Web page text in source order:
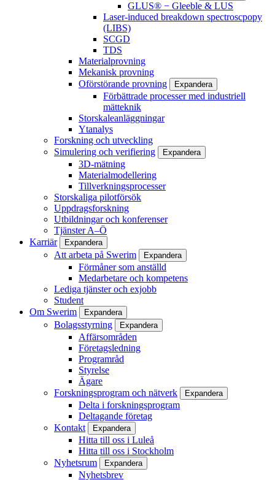
GLUS® − Gleeble & LUS
Laser-induced breakdown spectroscpopy
(LIBS)
SCGD
TDS
Materialprovning
Mekanisk provning
Oförstörande provning
Expandera
Förbättrade processer med industriell
mätteknik
Storskaleanläggningar
Ytanalys
Forskning och utveckling
Simulering och verifiering
Expandera
3D-mätning
Materialmodellering
Tillverkningsprocesser
Storskaliga pilotförsök
Uppdragsforskning
Utbildningar och konferenser
Tjänster A–Ö
Karriär
Expandera
Att arbeta på Swerim Expandera
Förmåner som anställd
Medarbetare och kompetens
Lediga tjänster och exjobb
Student
Om Swerim
Expandera
Bolagsstyrning Expandera
Affärsområden
Företagsledning
Programråd
Styrelse
Ägare
Forskningsprogram och nätverk
Expandera
Delta i forskningsprogram
Deltagande företag
Kontakt
Expandera
Hitta till oss i Luleå
Hitta till oss i Stockholm
Nyhetsrum
Expandera
Nyhetsbrev